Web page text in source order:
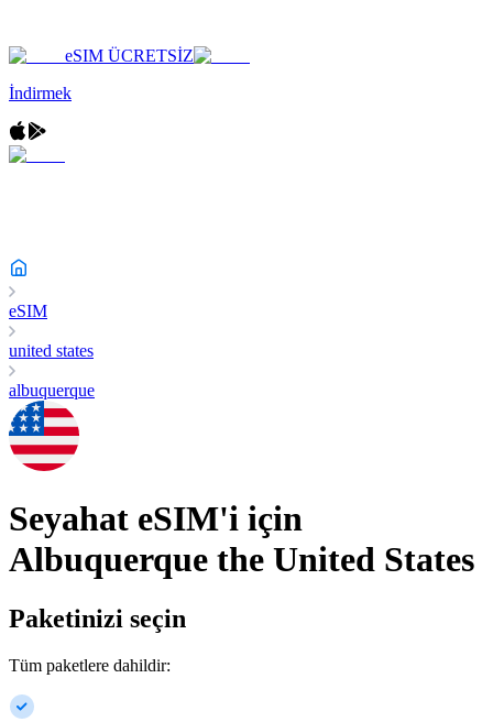
eSIM ÜCRETSİZ
İndirmek
eSIM
united states
albuquerque
Seyahat eSIM'i için
Albuquerque the United States
Paketinizi seçin
Tüm paketlere dahildir: